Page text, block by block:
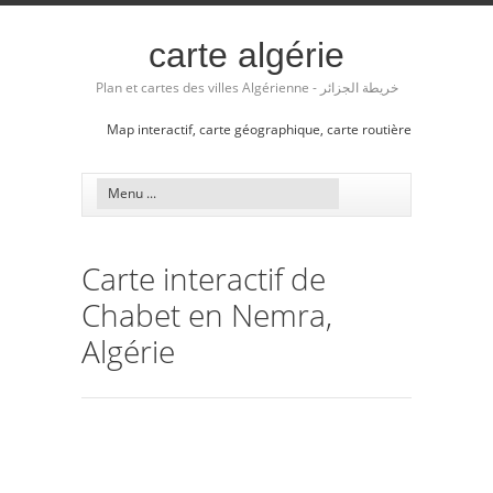
carte algérie
Plan et cartes des villes Algérienne - خريطة الجزائر
Map interactif, carte géographique, carte routière
Carte interactif de
Chabet en Nemra,
Algérie